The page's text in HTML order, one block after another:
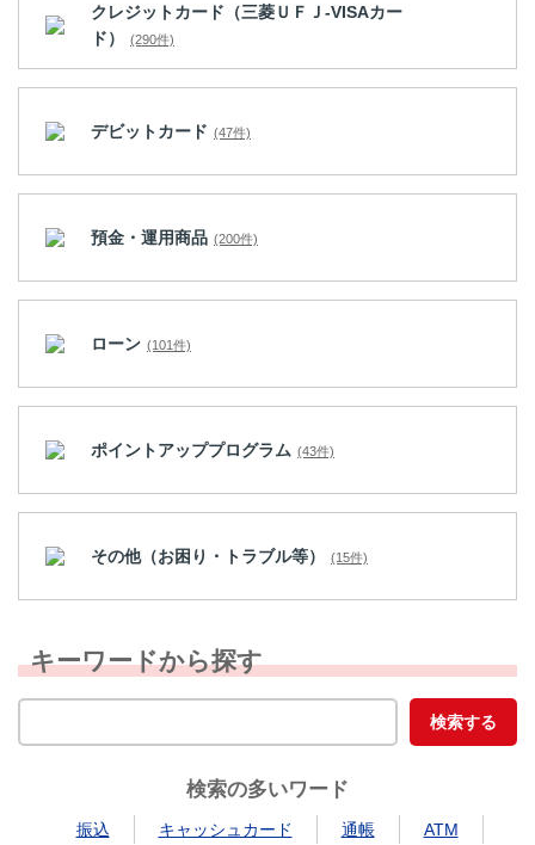
クレジットカード（三菱ＵＦＪ-VISAカー
ド）
(290件)
デビットカード (47件)
預金・運用商品 (200件)
ローン (101件)
ポイントアッププログラム (43件)
その他（お困り・トラブル等） (15件)
キーワードから探す
検索の多いワード
振込 キャッシュカード 通帳 ATM